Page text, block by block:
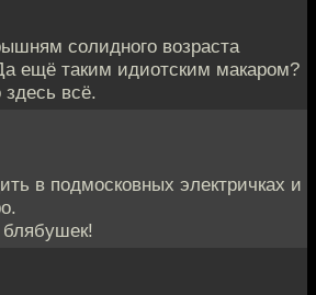
солидного возраста
ещё таким идиотским макаром?
всё.
в подмосковных электричках и